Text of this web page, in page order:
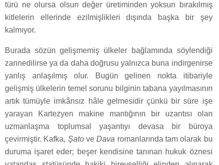
türü ne olursa olsun değer üretiminden yoksun bırakılmış
kitlelerin ellerinde ezilmişlikleri dışında başka bir şey
kalmıyor.
Burada sözün gelişmemiş ülkeler bağlamında söylendiği
zannedilirse ya da daha doğrusu yalnızca buna indirgenirse
yanlış anlaşılmış olur. Bugün gelinen nokta itibariyle
gelişmiş ülkelerin temel sorunu bilginin tabana yayılmasının
artık tümüyle imkânsız hâle gelmesidir çünkü bir süre işe
yarayan Kartezyen makine mantığının bir uzantısı olan
uzmanlaşma toplumsal yaşantıyı devasa bir büroya
çevirmiştir. Kafka, ŞatoveDava romanlarında tam olarak bu
duruma işaret eder; beşer kendisine tanınan hukuk öznesi